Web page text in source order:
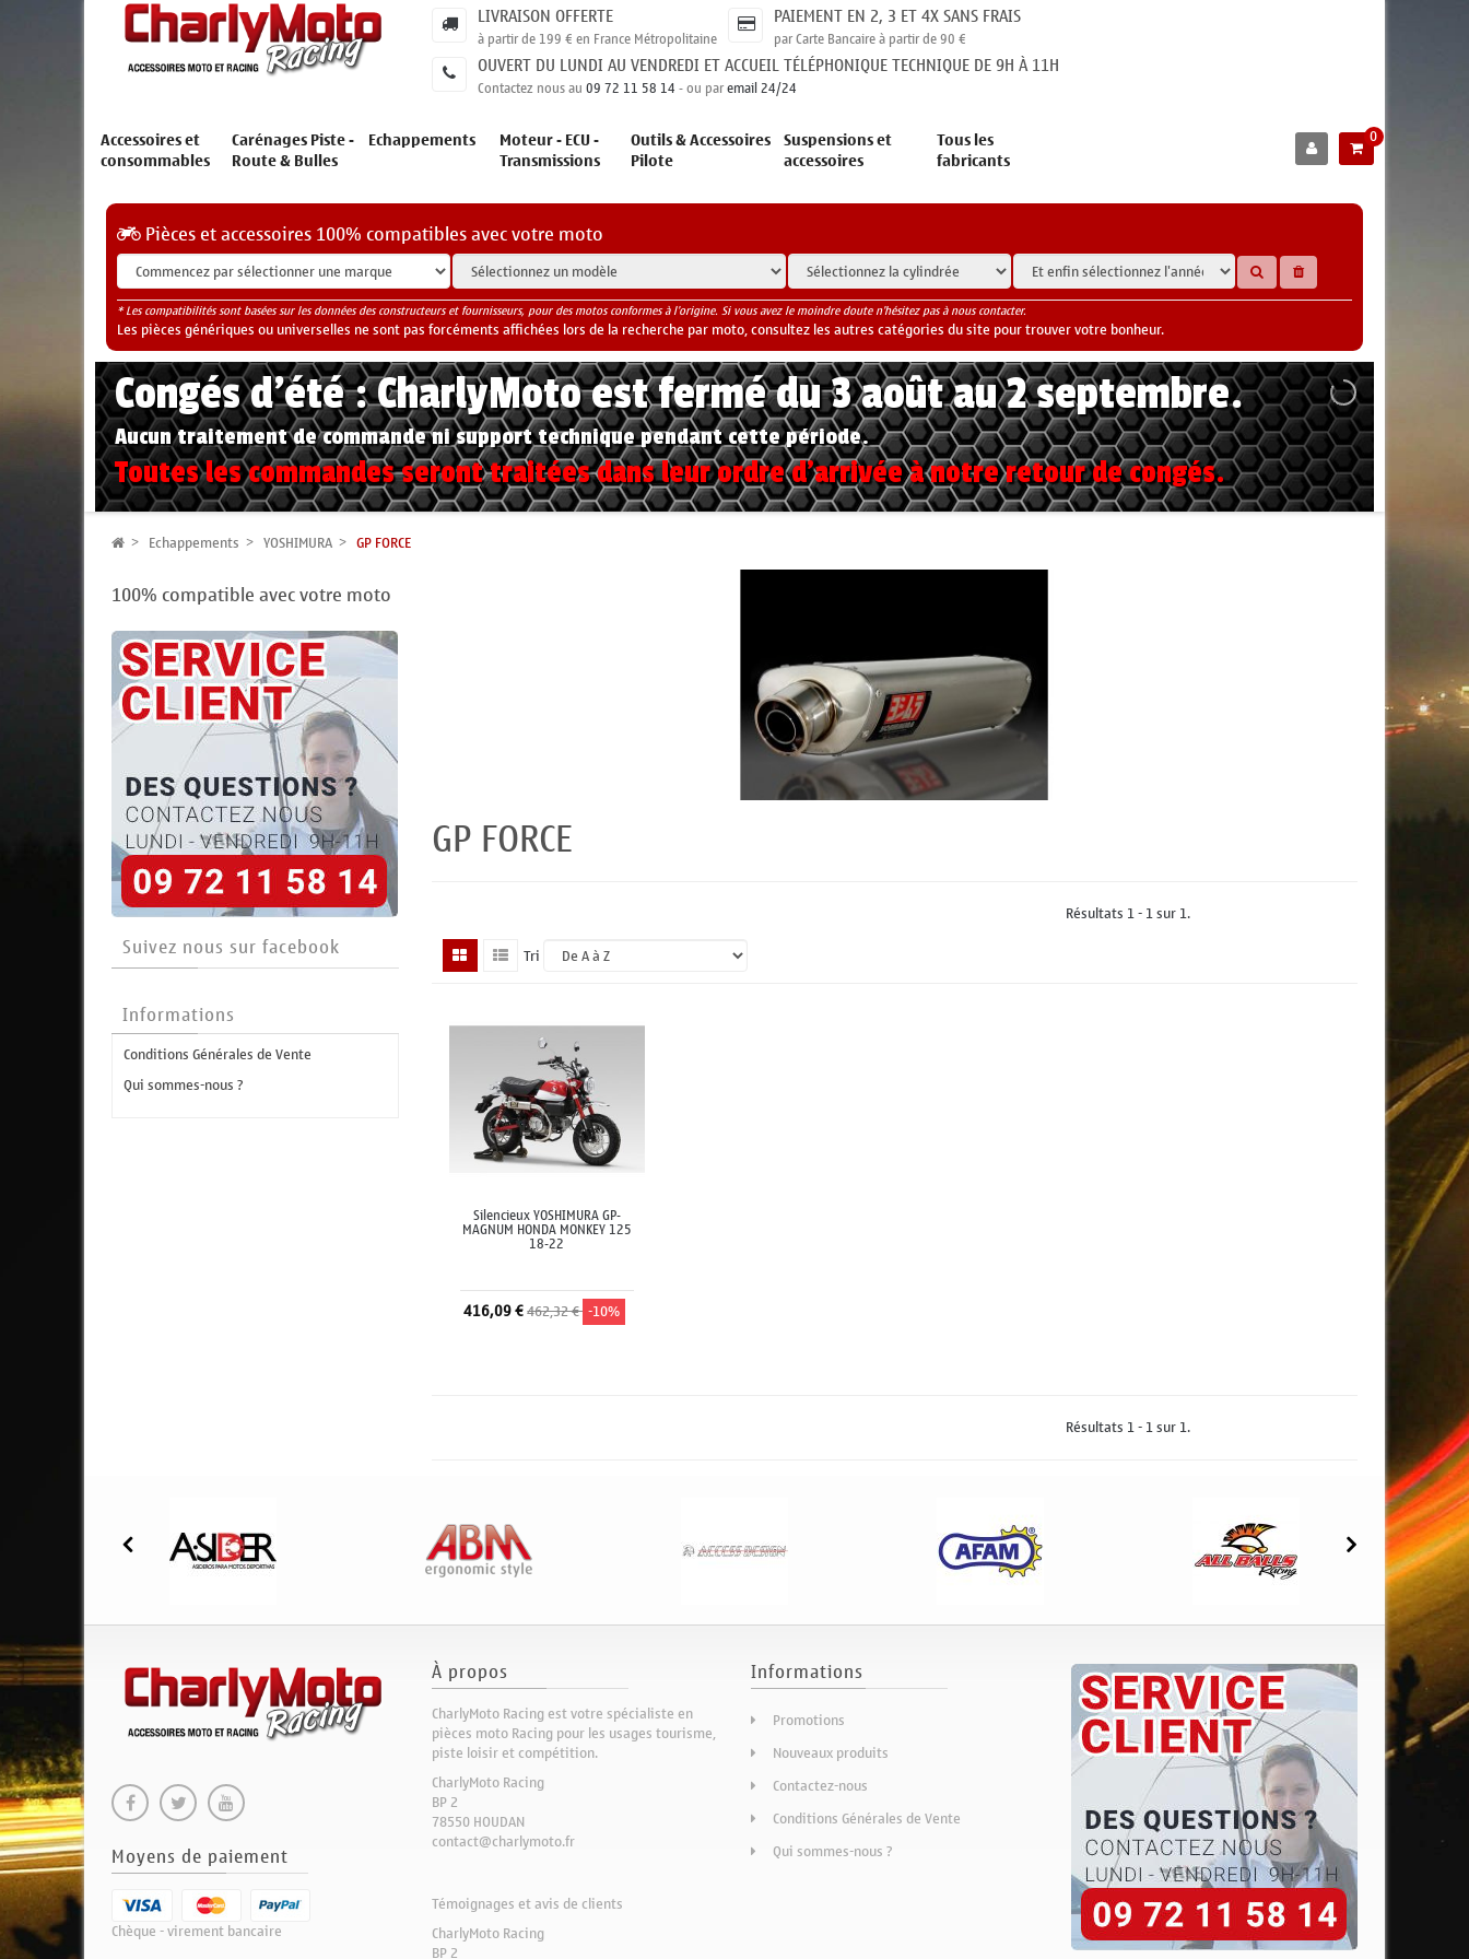
LIVRAISON OFFERTE
à partir de 199 € en France Métropolitaine
PAIEMENT EN 2, 3 ET 4X SANS FRAIS
par Carte Bancaire à partir de 90 €
OUVERT DU LUNDI AU VENDREDI ET ACCUEIL TÉLÉPHONIQUE TECHNIQUE DE 9H À 11H
Contactez nous au09 72 11 58 14- ou paremail 24/24
Accessoires et
consommables
Carénages Piste -
Route & Bulles
Echappements Moteur - ECU -
Transmissions
Outils & Accessoires
Pilote
Suspensions et
accessoires
Tous les
fabricants
0
Pièces et accessoires 100% compatibles avec votre moto
* Les compatibilités sont basées sur les données des constructeurs et fournisseurs, pour des motos conformes à l'origine. Si vous avez le moindre doute n'hésitez pas à nous contacter.
Les pièces génériques ou universelles ne sont pas forcéments affichées lors de la recherche par moto, consultez les autres catégories du site pour trouver votre bonheur.
Congés d'été : CharlyMoto est fermé du 3 août au 2 septembre.
Aucun traitement de commande ni support technique pendant cette période.
Toutes les commandes seront traitées dans leur ordre d'arrivée à notre retour de congés.
Echappements YOSHIMURA GP FORCE
100% compatible avec votre moto
Suivez nous sur facebook
Informations
Conditions Générales de Vente
Qui sommes-nous ?
GP FORCE
Résultats 1 - 1 sur 1.
Tri
Silencieux YOSHIMURA GP-
MAGNUM HONDA MONKEY 125
18-22
416,09 €462,32 € -10%
Résultats 1 - 1 sur 1.
Moyens de paiement
Chèque - virement bancaire
À propos
CharlyMoto Racing est votre spécialiste en
pièces moto Racing pour les usages tourisme,
piste loisir et compétition.
CharlyMoto Racing
BP 2
78550 HOUDAN
contact@charlymoto.fr
Témoignages et avis de clients
CharlyMoto Racing
BP 2
Informations
Promotions
Nouveaux produits
Contactez-nous
Conditions Générales de Vente
Qui sommes-nous ?